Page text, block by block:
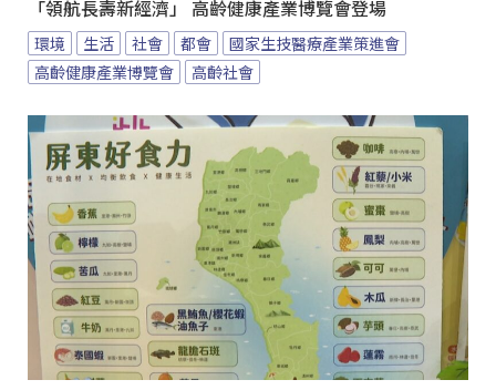
「領航長壽新經濟」 高齡健康產業博覽會登場
環境 生活 社會 都會
國家生技醫療產業策進會
高齡健康產業博覽會
高齡社會